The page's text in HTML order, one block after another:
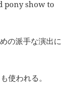
pony show to
の派手な演出に
使われる。